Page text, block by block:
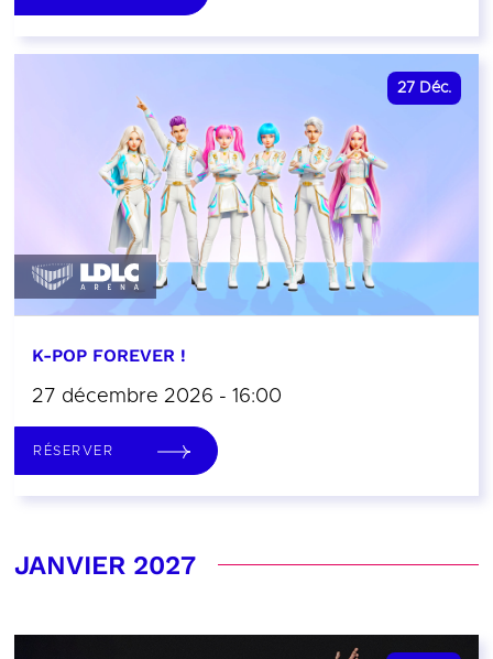
27 Déc.
K-POP FOREVER !
27 décembre 2026 - 16:00
RÉSERVER
JANVIER 2027